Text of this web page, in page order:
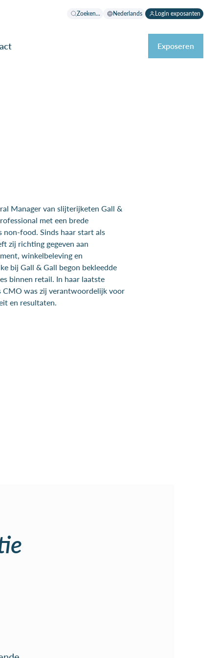
Zoeken... Nederlands Login exposanten
Exposeren
Manager van slijterijketen Gall &
met een brede
food. Sinds haar start als
zij richting gegeven aan
winkelbeleving en
bij Gall & Gall begon bekleedde
binnen retail. In haar laatste
CMO was zij verantwoordelijk voor
en resultaten.